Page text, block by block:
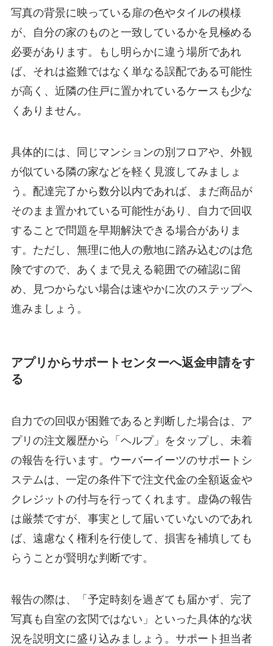
写真の背景に映っている扉の色やタイルの模様
が、自分の家のものと一致しているかを見極める
必要があります。もし明らかに違う場所であれ
ば、それは盗難ではなく単なる誤配である可能性
が高く、近隣の住戸に置かれているケースも少な
くありません。
具体的には、同じマンションの別フロアや、外観
が似ている隣の家などを軽く見渡してみましょ
う。配達完了から数分以内であれば、まだ商品が
そのまま置かれている可能性があり、自力で回収
することで問題を早期解決できる場合がありま
す。ただし、無理に他人の敷地に踏み込むのは危
険ですので、あくまで見える範囲での確認に留
め、見つからない場合は速やかに次のステップへ
進みましょう。
アプリからサポートセンターへ返金申請をす
る
自力での回収が困難であると判断した場合は、ア
プリの注文履歴から「ヘルプ」をタップし、未着
の報告を行います。ウーバーイーツのサポートシ
ステムは、一定の条件下で注文代金の全額返金や
クレジットの付与を行ってくれます。虚偽の報告
は厳禁ですが、事実として届いていないのであれ
ば、遠慮なく権利を行使して、損害を補填しても
らうことが賢明な判断です。
報告の際は、「予定時刻を過ぎても届かず、完了
写真も自室の玄関ではない」といった具体的な状
況を説明文に盛り込みましょう。サポート担当者